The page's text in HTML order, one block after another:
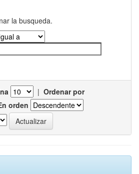
la busqueda.
| Ordenar por
orden